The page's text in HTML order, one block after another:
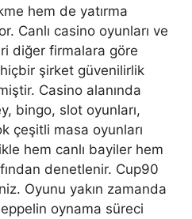
hem de yatırma
Canlı casino oyunları ve
diğer firmalara göre
şirket güvenilirlik
Casino alanında
bingo, slot oyunları,
çeşitli masa oyunları
hem canlı bayiler hem
denetlenir. Cup90
Oyunu yakın zamanda
oynama süreci